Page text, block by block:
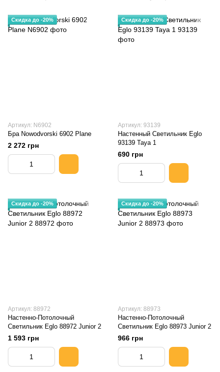
Скидка до -20%
Артикул: N6902
Бра Nowodvorski 6902 Plane
2 272 грн
Скидка до -20%
Артикул: 93139
Настенный Светильник Eglo
93139 Taya 1
690 грн
Скидка до -20%
Артикул: 88972
Настенно-Потолочный
Светильник Eglo 88972 Junior 2
1 593 грн
Скидка до -20%
Артикул: 88973
Настенно-Потолочный
Светильник Eglo 88973 Junior 2
966 грн